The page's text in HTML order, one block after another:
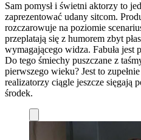
Sam pomysł i świetni aktorzy to
zaprezentować udany sitcom.
rozczarowuje na poziomie
przeplatają się z humorem zbyt
wymagającego widza. Fabuła jest
Do tego śmiechy puszczane z
pierwszego wieku? Jest to
realizatorzy ciągle jeszcze sięgają
środek.